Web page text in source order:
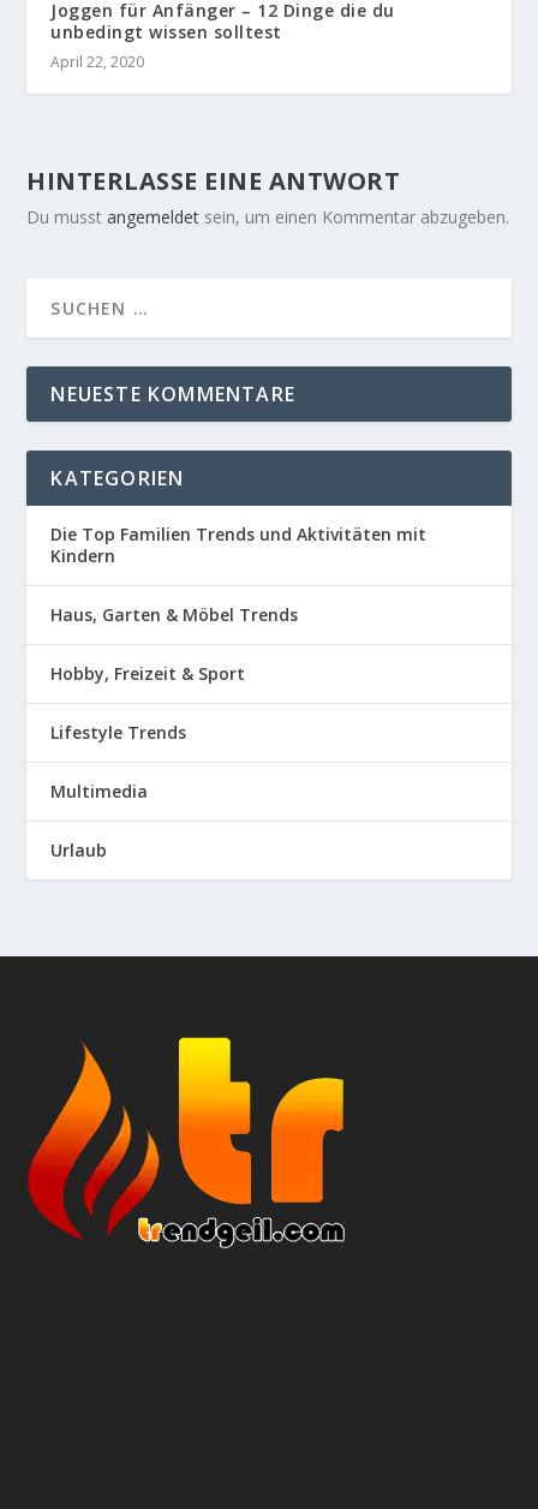
Joggen für Anfänger – 12 Dinge die du
unbedingt wissen solltest
April 22, 2020
HINTERLASSE EINE ANTWORT
Du musstangemeldet sein, um einen Kommentar abzugeben.
NEUESTE KOMMENTARE
KATEGORIEN
Die Top Familien Trends und Aktivitäten mit
Kindern
Haus, Garten & Möbel Trends
Hobby, Freizeit & Sport
Lifestyle Trends
Multimedia
Urlaub